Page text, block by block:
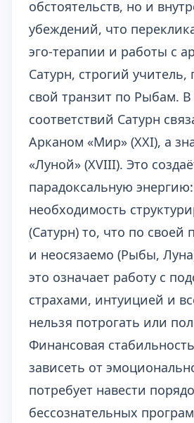
обстоятельств, но и
убеждений, что
эго-терапии и работы с
Сатурн, строгий
свой транзит по Рыбам. В
соответствий Сатурн
Арканом «Мир» (XXI), а
«Луной» (XVIII). Это
парадоксальную энергию:
необходимость
(Сатурн) то, что по своей
и неосязаемо (Рыбы,
это означает работу с
страхами, интуицией и
нельзя потрогать или
Финансовая
зависеть от
потребует навести
бессознательных